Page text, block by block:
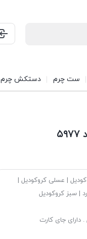
ست چرم دستکش چرم
| عسلی کروکودیل |
| سبز کروکودیل
جای کارت